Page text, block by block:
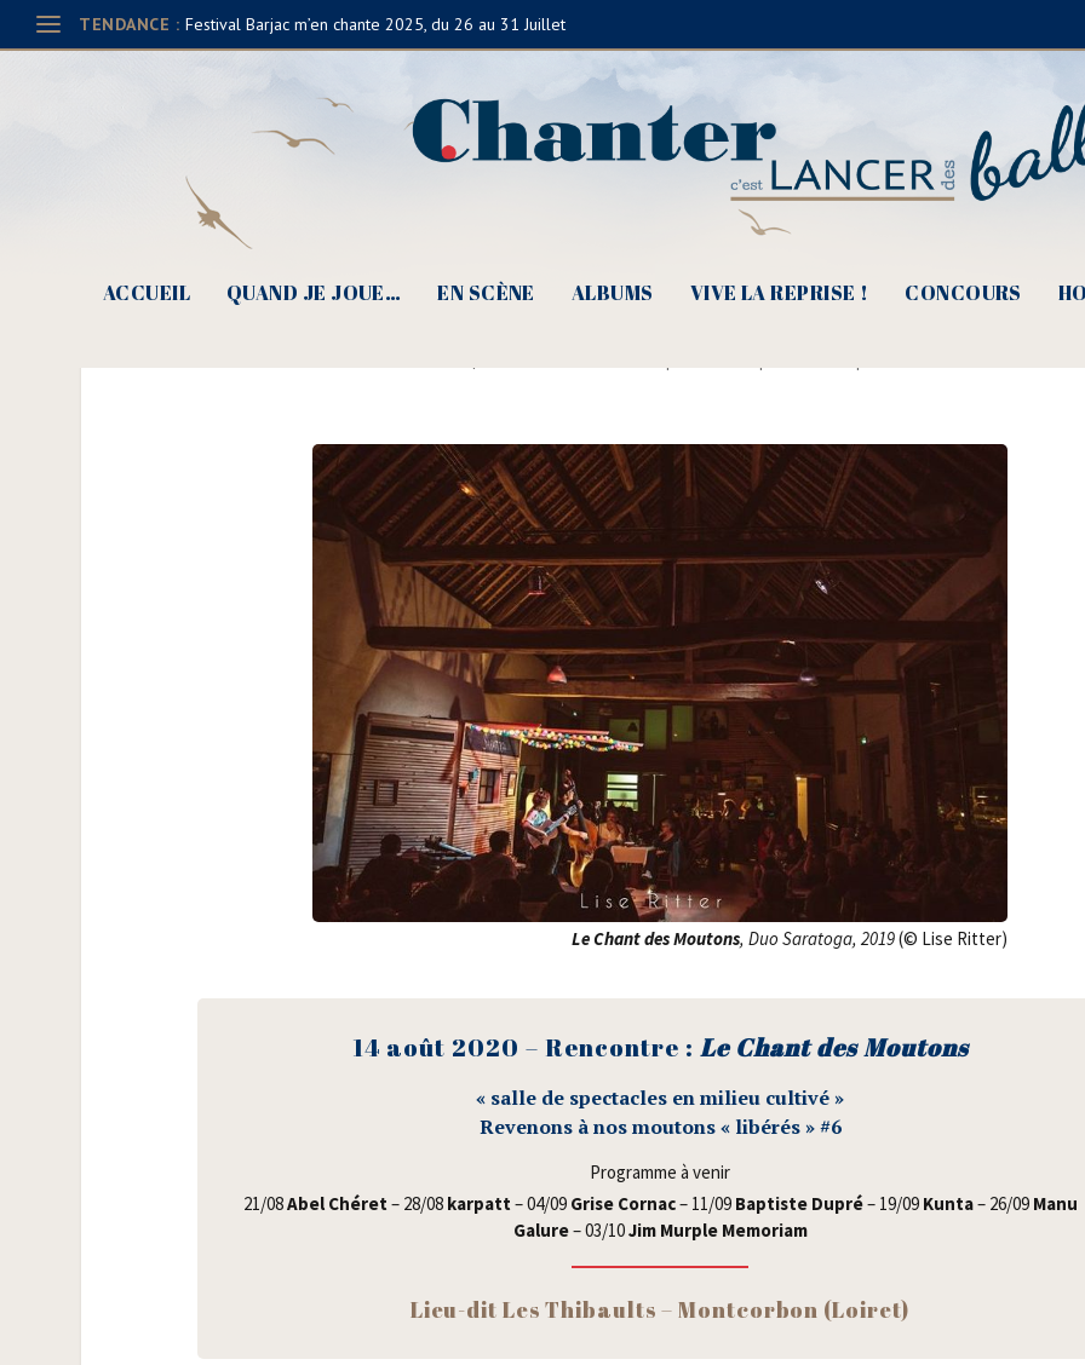
TENDANCE : Festival Barjac m’en chante 2025, du 26 au 31 Juillet
ACCUEIL QUAND JE JOUE… EN SCÈNE ALBUMS VIVE LA REPRISE ! CONCOURS
Le Chant des Moutons, Et si l’on revenait à nos
Le Chant des Mou­tons, Duo Sara­to­ga, 2019(© Lise Ritter)
14 août 2020 – Ren­contre : Le Chant des Moutons
« salle de spec­tacles en milieu culti­vé »
Reve­nons à nos mou­tons « libé­rés » #6
Pro­gramme à venir
21/​08Abel Ché­ret – 28/​08 kar­patt – 04/​09 Grise Cor­nac– 11/​09 Bap­tiste Dupré– 19/​09 Kun­ta– 26/​09 Manu
Galure– 03/​10Jim Murple Memoriam
Lieu-dit Les Thi­baults – Mont­cor­bon (Loi­ret)